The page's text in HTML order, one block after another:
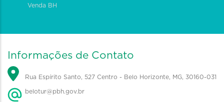
Venda BH
Informações de Contato
Rua Espírito Santo, 527 Centro - Belo Horizonte, MG, 30160-031
belotur@pbh.gov.br